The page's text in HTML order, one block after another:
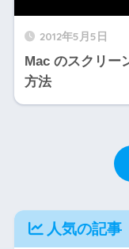
2012年5月5日
Mac のスクリー
方法
人気の記事